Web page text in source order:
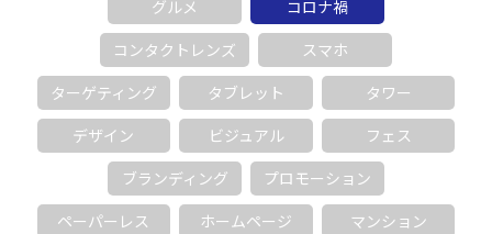
グルメ
コロナ禍
コンタクトレンズ
スマホ
ターゲティング
タブレット
タワー
デザイン
ビジュアル
フェス
ブランディング
プロモーション
ペーパーレス
ホームページ
マンション